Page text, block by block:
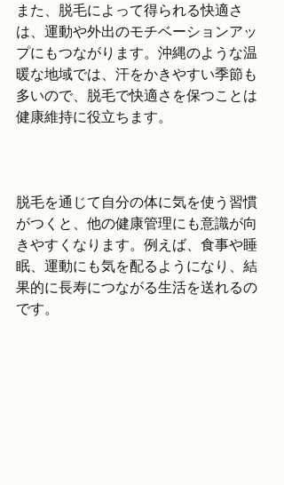
また、脱毛によって得られる快適さ
は、運動や外出のモチベーションアッ
プにもつながります。沖縄のような温
暖な地域では、汗をかきやすい季節も
多いので、脱毛で快適さを保つことは
健康維持に役立ちます。
脱毛を通じて自分の体に気を使う習慣
がつくと、他の健康管理にも意識が向
きやすくなります。例えば、食事や睡
眠、運動にも気を配るようになり、結
果的に長寿につながる生活を送れるの
です。